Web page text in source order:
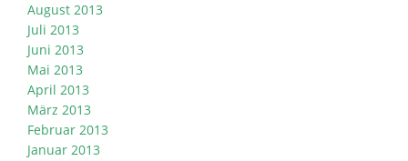
August 2013
Juli 2013
Juni 2013
Mai 2013
April 2013
März 2013
Februar 2013
Januar 2013